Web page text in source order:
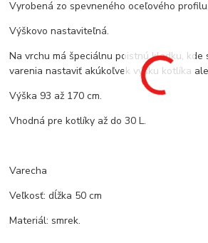
Vyrobená zo spevneného oceľového
Výškovo nastaviteľná.
Na vrchu má špeciálnu poistnú kladku, kde
varenia nastaviť akúkoľvek výšku kotlíka
Výška 93 až 170 cm.
Vhodná pre kotlíky až do 30 L.
Varecha
Veľkosť: dĺžka 50 cm
Materiál: smrek.